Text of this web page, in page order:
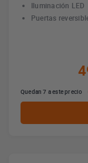
Iluminación LED
Puertas
Quedan 7 a este precio